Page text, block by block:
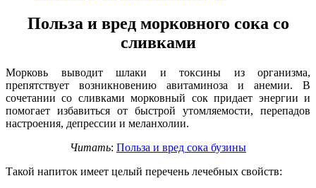
Польза и вред морковного сока со
сливками
Морковь выводит шлаки и токсины из организма,
препятствует возникновению авитаминоза и анемии. В
сочетании со сливками морковный сок придает энергии и
помогает избавиться от быстрой утомляемости, перепадов
настроения, депрессии и меланхолии.
Читать: Польза и вред сока бузины
Такой напиток имеет целый перечень лечебных свойств: